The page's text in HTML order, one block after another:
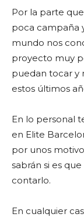
Por la parte
poca campaña
mundo nos
proyecto muy
puedan tocar y
estos últimos
En lo personal
en Elite
por unos
sabrán si es
contarlo.
En cualquier